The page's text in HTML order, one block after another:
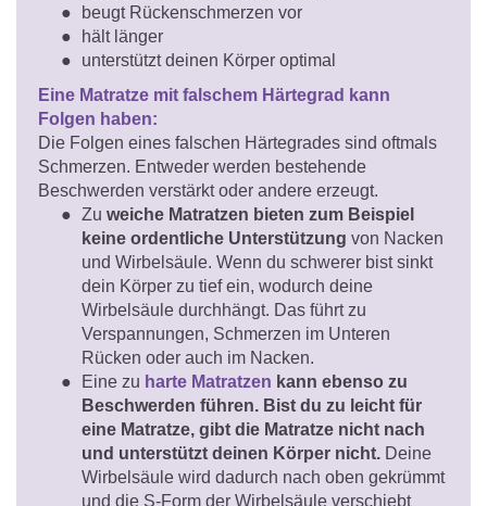
beugt Rückenschmerzen vor
hält länger
unterstützt deinen Körper optimal
Eine Matratze mit falschem Härtegrad kann
Folgen haben:
Die Folgen eines falschen Härtegrades sind oftmals
Schmerzen. Entweder werden bestehende
Beschwerden verstärkt oder andere erzeugt.
Zu weiche Matratzen bieten zum Beispiel
keine ordentliche Unterstützung von Nacken
und Wirbelsäule. Wenn du schwerer bist sinkt
dein Körper zu tief ein, wodurch deine
Wirbelsäule durchhängt. Das führt zu
Verspannungen, Schmerzen im Unteren
Rücken oder auch im Nacken.
Eine zu harte Matratzen kann ebenso zu
Beschwerden führen. Bist du zu leicht für
eine Matratze, gibt die Matratze nicht nach
und unterstützt deinen Körper nicht. Deine
Wirbelsäule wird dadurch nach oben gekrümmt
und die S-Form der Wirbelsäule verschiebt